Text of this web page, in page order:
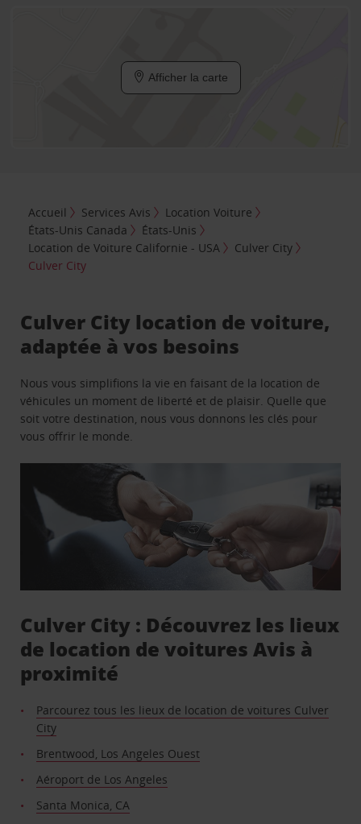
Afficher la carte
Accueil Services Avis
Location Voiture
États-Unis Canada
États-Unis
Location de Voiture Californie - USA
Culver City
Culver City
Culver City location de voiture,
adaptée à vos besoins
Nous vous simplifions la vie en faisant de la location de
véhicules un moment de liberté et de plaisir. Quelle que
soit votre destination, nous vous donnons les clés pour
vous offrir le monde.
Culver City : Découvrez les lieux
de location de voitures Avis à
proximité
Parcourez tous les lieux de location de voitures Culver
City
Brentwood, Los Angeles Ouest
Aéroport de Los Angeles
Santa Monica, CA